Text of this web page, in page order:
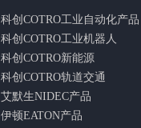
科创COTRO工业自动化产品
科创COTRO工业机器人
科创COTRO新能源
科创COTRO轨道交通
艾默生NIDEC产品
伊顿EATON产品